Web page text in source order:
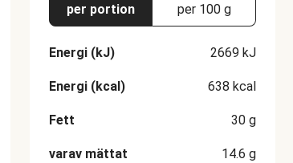
per portion per 100 g
Energi (kJ) 2669 kJ
Energi (kcal) 638 kcal
Fett 30 g
varav mättat 14.6 g